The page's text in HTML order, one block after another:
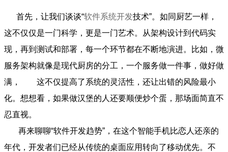
首先，让我们谈谈“软件系统开发技术”。如同厨艺一样，
这不仅仅是一门科学，更是一门艺术。从架构设计到代码实
现，再到测试和部署，每一个环节都在不断地演进。比如，微
服务架构就像是现代厨房的分工，一个服务做一件事，做好做
满， 这不仅提高了系统的灵活性，还让出错的风险最小
化。想想看，如果做汉堡的人还要顺便炒个蛋，那场面简直不
忍直视。
再来聊聊“软件开发趋势”，在这个智能手机比恋人还亲的
年代，开发者们已经从传统的桌面应用转向了移动优先。不